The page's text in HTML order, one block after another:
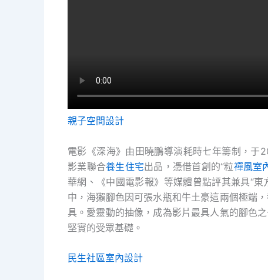
親子空間設計
電影《深海》由田曉鵬導演耗時七年籌制，于
影業聯合養生住宅出品，憑借首創的“粒禪風室
華網、《中國電影報》等媒體曾點評其兼具“東
中，海獺腳色因可張水瓶和牛土豪這兩個極端
具。愛靈動的抽像，成為影片最具人氣的腳色
堅實的受眾基礎。
民生社區室內設計